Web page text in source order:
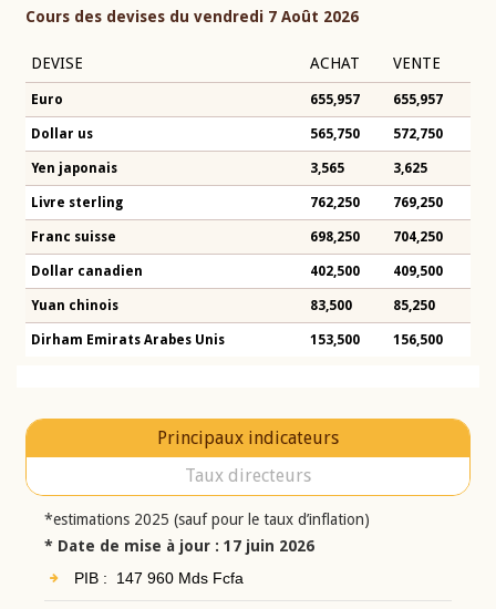
Cours des devises du vendredi 7 Août 2026
DEVISE ACHAT VENTE
Euro 655,957 655,957
Dollar us 565,750 572,750
Yen japonais 3,565 3,625
Livre sterling 762,250 769,250
Franc suisse 698,250 704,250
Dollar canadien 402,500 409,500
Yuan chinois 83,500 85,250
Dirham Emirats Arabes Unis 153,500 156,500
Principaux indicateurs
Taux directeurs
*estimations 2025 (sauf pour le taux d’inflation)
* Date de mise à jour : 17 juin 2026
PIB : 147 960 Mds Fcfa